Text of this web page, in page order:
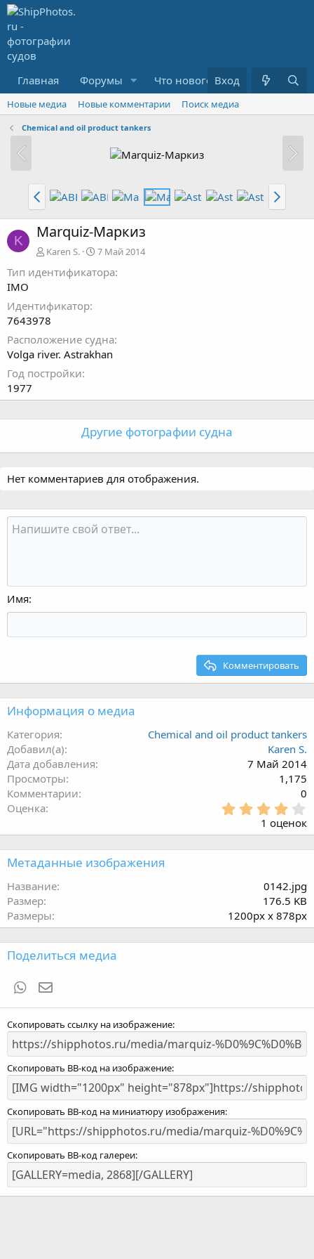
Главная Форумы Что нового? Медиа
Вход
Новые медиа Новые комментарии Поиск медиа
Chemical and oil product tankers
K Marquiz-Маркиз
Karen S. 7 Май 2014
Тип идентификатора
IMO
Идентификатор
7643978
Расположение судна
Volga river. Astrakhan
Год постройки
1977
Другие фотографии судна
Нет комментариев для отображения.
Имя
Комментировать
Информация о медиа
Категория
Chemical and oil product tankers
Добавил(а)
Karen S.
Дата добавления
7 Май 2014
Просмотры
1,175
Комментарии
0
Оценка
.
0
1 оценок
Метаданные изображения
Название
0142.jpg
Размер
176.5 KB
Размеры
1200px x 878px
Поделиться медиа
WhatsApp
Скопировать ссылку на изображение
Скопировать BB-код на изображение
Скопировать BB-код на миниатюру изображения
Скопировать BB-код галереи